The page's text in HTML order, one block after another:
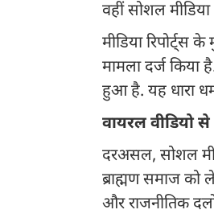
वहीं सोशल
मीडिया रिपोर्ट्स
मामला दर्ज किया
हुआ है. यह धारा
वायरल वीडियो से
दरअसल, सोशल
ब्राह्मण समाज को
और राजनीतिक